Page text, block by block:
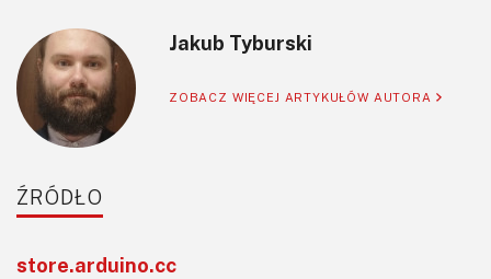
Jakub Tyburski
ZOBACZ WIĘCEJ ARTYKUŁÓW AUTORA
ŹRÓDŁO
store.arduino.cc